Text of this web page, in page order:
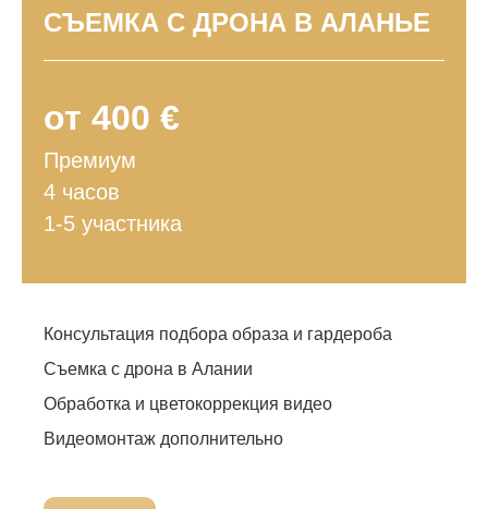
СЪЕМКА С ДРОНА В АЛАНЬЕ
от 400 €
Премиум
4 часов
1-5 участника
Консультация подбора образа и гардероба
Съемка с дрона в Алании
Обработка и цветокоррекция видео
Видеомонтаж дополнительно